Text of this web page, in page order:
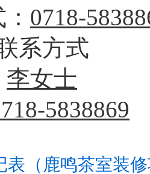
0718-
系方式
李女士
5838869
表（鹿鸣茶室装